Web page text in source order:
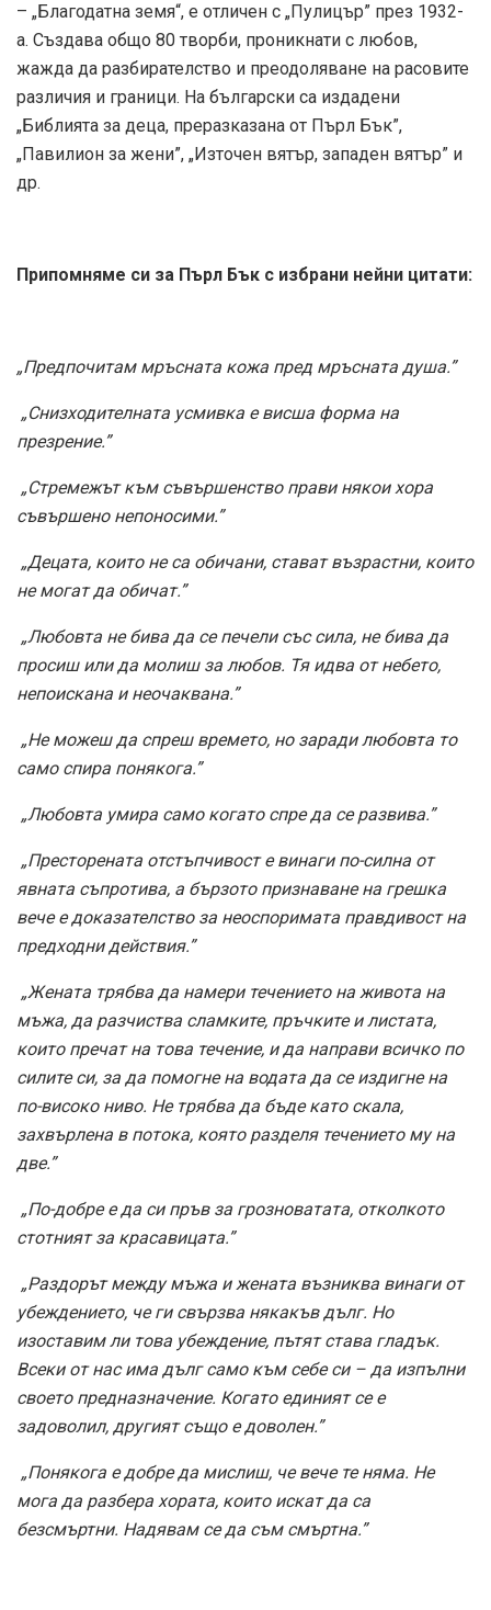
– „Благодатна земя“, е отличен с „Пулицър” през 1932-
а. Създава общо 80 творби, проникнати с любов,
жажда да разбирателство и преодоляване на расовите
различия и граници. На български са издадени
„Библията за деца, преразказана от Пърл Бък”,
„Павилион за жени”, „Източен вятър, западен вятър” и
др.
Припомняме си за Пърл Бък с избрани нейни цитати:
„Предпочитам мръсната кожа пред мръсната душа.”
„Снизходителната усмивка е висша форма на
презрение.”
„Стремежът към съвършенство прави някои хора
съвършено непоносими.”
„Децата, които не са обичани, стават възрастни, които
не могат да обичат.”
„Любовта не бива да се печели със сила, не бива да
просиш или да молиш за любов. Тя идва от небето,
непоискана и неочаквана.”
„Не можеш да спреш времето, но заради любовта то
само спира понякога.”
„Любовта умира само когато спре да се развива.”
„Престорената отстъпчивост е винаги по-силна от
явната съпротива, а бързото признаване на грешка
вече е доказателство за неоспоримата правдивост на
предходни действия.”
„Жената трябва да намери течението на живота на
мъжа, да разчиства сламките, пръчките и листата,
които пречат на това течение, и да направи всичко по
силите си, за да помогне на водата да се издигне на
по-високо ниво. Не трябва да бъде като скала,
захвърлена в потока, която разделя течението му на
две.”
„По-добре е да си пръв за грозноватата, отколкото
стотният за красавицата.”
„Раздорът между мъжа и жената възниква винаги от
убеждението, че ги свързва някакъв дълг. Но
изоставим ли това убеждение, пътят става гладък.
Всеки от нас има дълг само към себе си – да изпълни
своето предназначение. Когато единият се е
задоволил, другият също е доволен.”
„Понякога е добре да мислиш, че вече те няма. Не
мога да разбера хората, които искат да са
безсмъртни. Надявам се да съм смъртна.”